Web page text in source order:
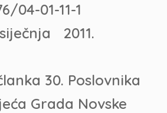
04-01-11-1
2011.
30. Poslovnika
Grada Novske